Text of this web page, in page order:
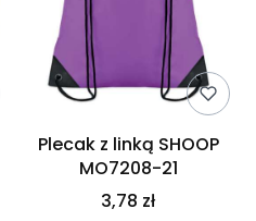
Plecak z linką SHOOP
MO7208-21
3,78 zł